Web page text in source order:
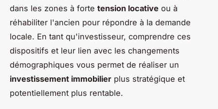
dans les zones à forte tension locative ou à
réhabiliter l'ancien pour répondre à la demande
locale. En tant qu'investisseur, comprendre ces
dispositifs et leur lien avec les changements
démographiques vous permet de réaliser un
investissement immobilier plus stratégique et
potentiellement plus rentable.